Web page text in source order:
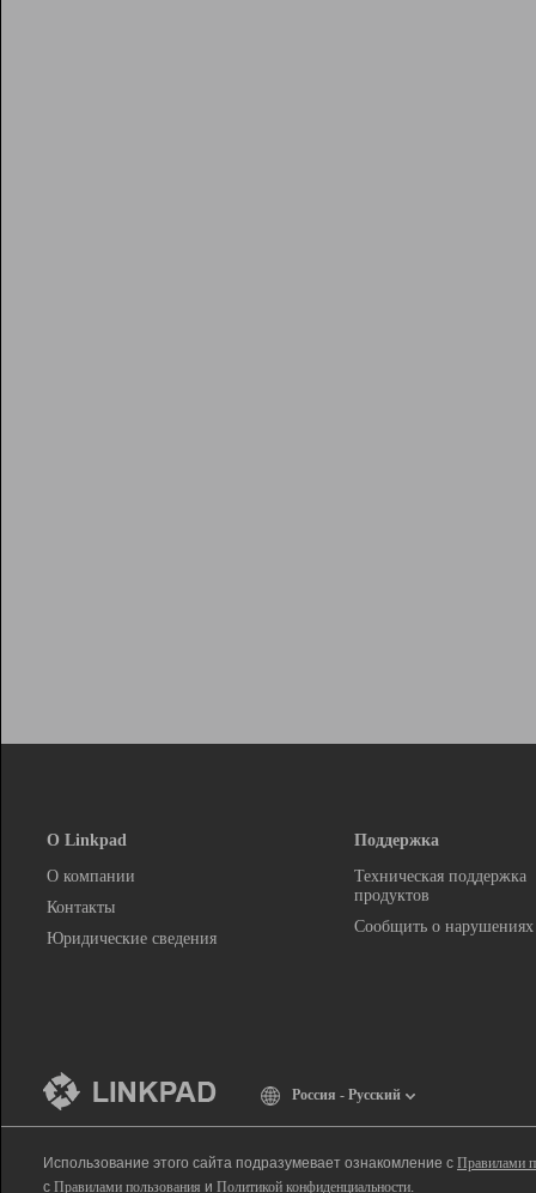
О Linkpad
О компании
Контакты
Юридические сведения
Поддержка
Техническая поддержка
продуктов
Сообщить о нарушениях
Россия - Русский
Использование этого сайта подразумевает ознакомление с Правилами
с Правилами пользования и Политикой конфиденциальности.